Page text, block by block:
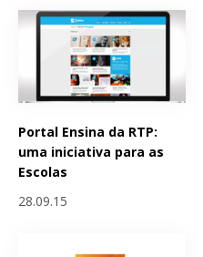
Portal Ensina da RTP:
uma iniciativa para as
Escolas
28.09.15